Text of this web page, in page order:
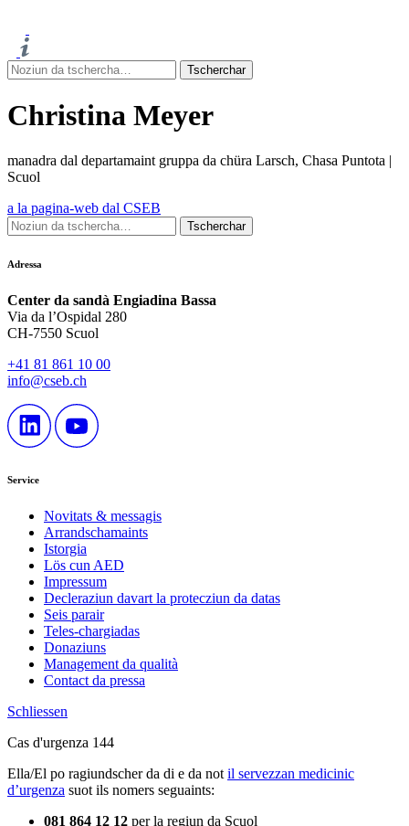
Christina Meyer
manadra dal departamaint gruppa da chüra Larsch, Chasa Puntota |
Scuol
a la pagina-web dal CSEB
Adressa
Center da sandà Engiadina Bassa
Via da l’Ospidal 280
CH-7550 Scuol
+41 81 861 10 00
info@cseb.ch
Service
Novitats & messagis
Arrandschamaints
Istorgia
Lös cun AED
Impressum
Decleraziun davart la protecziun da datas
Seis parair
Teles-chargiadas
Donaziuns
Management da qualità
Contact da pressa
Schliessen
Cas d'urgenza 144
Ella/El po ragiundscher da di e da not il servezzan medicinic
d’urgenza suot ils nomers seguaints:
081 864 12 12 per la regiun da Scuol